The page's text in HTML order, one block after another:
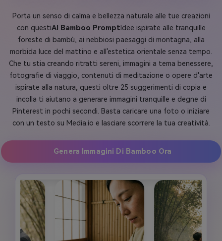
Porta un senso di calma e bellezza naturale alle tue creazioni
con questiAI Bamboo Prompt Idee ispirate alle tranquille
foreste di bambù, ai nebbiosi paesaggi di montagna, alla
morbida luce del mattino e all'estetica orientale senza tempo.
Che tu stia creando ritratti sereni, immagini a tema benessere,
fotografie di viaggio, contenuti di meditazione o opere d'arte
ispirate alla natura, questi oltre 25 suggerimenti di copia e
incolla ti aiutano a generare immagini tranquille e degne di
Pinterest in pochi secondi. Basta caricare una foto o iniziare
con un testo su Media.io e lasciare scorrere la tua creatività.
Genera Immagini Di Bamboo Ora